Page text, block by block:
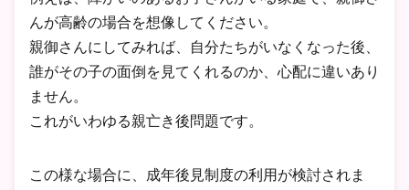
んが高齢の場合を想像してください。
親御さんにしてみれば、自分たちがいなくなった後、
誰がその子の面倒を見てくれるのか、心配に違いあり
ません。
これがいわゆる親亡き後問題です。
この様な場合に、成年後見制度の利用が検討されま